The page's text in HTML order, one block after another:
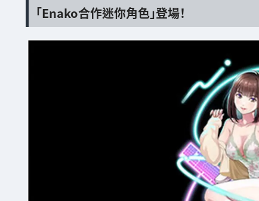
「Enako合作迷你角色」登場！